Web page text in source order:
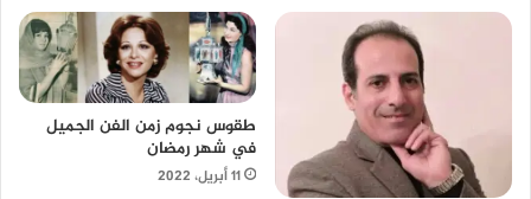
طقوس نجوم زمن الفن الجميل
في شهر رمضان
11 أبريل، 2022